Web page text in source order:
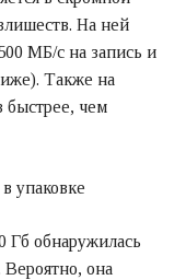
На ней
МБ/с на запись и
Также на
быстрее, чем
Гб обнаружилась
Вероятно, она